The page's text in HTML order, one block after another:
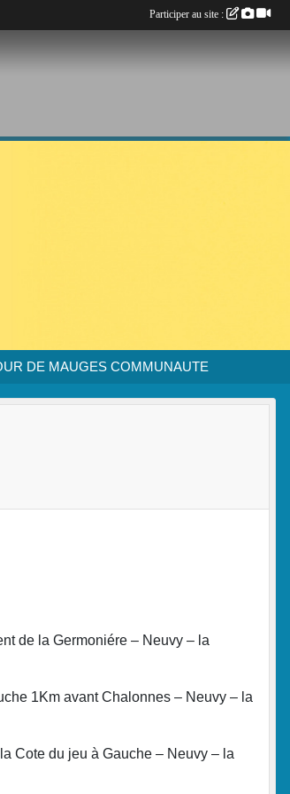
DE MAUGES COMMUNAUTE
de la Germoniére – Neuvy – la
1Km avant Chalonnes – Neuvy – la
Cote du jeu à Gauche – Neuvy – la
Participer au site :